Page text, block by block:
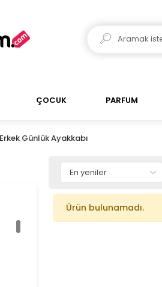
ÇOCUK PARFUM
Günlük Ayakkabı
Ürün bulunamadı.